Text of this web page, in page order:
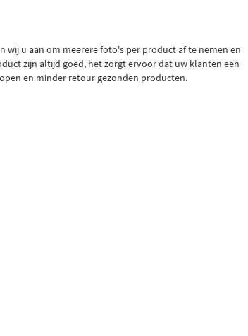
u aan om meerere foto's per product af te nemen en
zijn altijd goed, het zorgt ervoor dat uw klanten een
en minder retour gezonden producten.